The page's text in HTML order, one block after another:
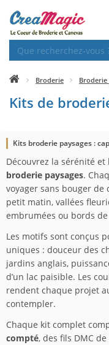
Broderie
Kits de
Kits broderie paysages :
Découvrez la sérénité et
broderie paysages.
voyager sans bouger de
petit matin, vallées
embrumées ou bords
Les motifs sont conçus
uniques : douceur des
jardins anglais,
d’un lac paisible. Les
rendent chaque projet
contempler.
Chaque kit complet
compté, des fils DMC